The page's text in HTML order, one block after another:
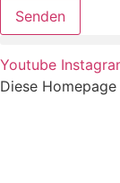
Senden
Youtube
Diese